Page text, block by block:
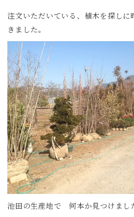
注文いただいている、植木を探しに
きました。
池田の生産地で 何本か見つけまし